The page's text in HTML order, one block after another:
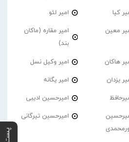
کیا امیر لئو
معین
امیر مقاره (ماکان
بند)
هاکان امیر وکیل نسل
یزدان امیر یگانه
امیرحسین ادیبی
امیرحسین تیرگانی